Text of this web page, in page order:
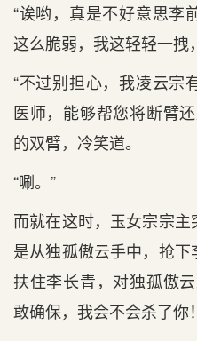
“诶哟，真是不好意思李
这么脆弱，我这轻轻一拽
“不过别担心，我凌云宗
医师，能够帮您将断臂
的双臂，冷笑道。
“唰。”
而就在这时，玉女宗宗
是从独孤傲云手中，抢
扶住李长青，对独孤傲
敢确保，我会不会杀了你